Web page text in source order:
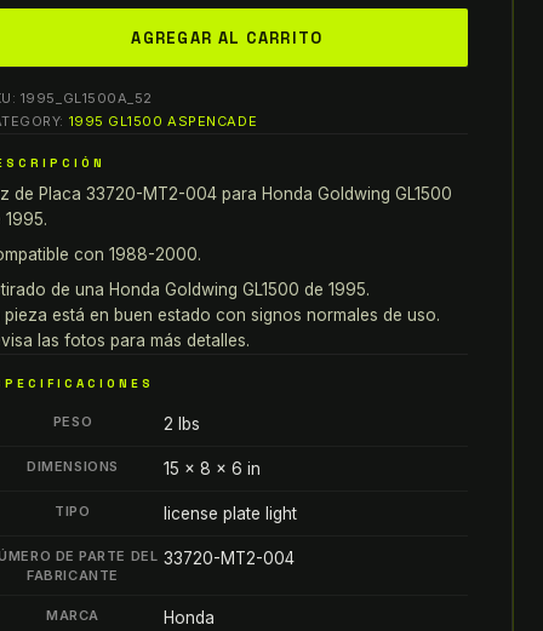
AGREGAR AL CARRITO
1995_GL1500A_52
1995 GL1500 ASPENCADE
de Placa 33720-MT2-004 para Honda Goldwing GL1500
1995.
con 1988-2000.
de una Honda Goldwing GL1500 de 1995.
pieza está en buen estado con signos normales de uso.
las fotos para más detalles.
PESO 2 lbs
DIMENSIONS 15 × 8 × 6 in
TIPO license plate light
DE PARTE DEL
FABRICANTE
33720-MT2-004
MARCA Honda